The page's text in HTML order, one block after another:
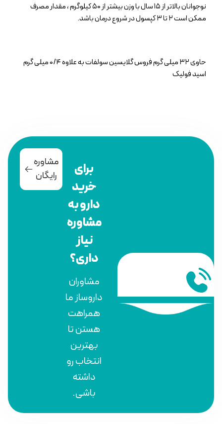
نوجوانان بالاتر از ۱۵ سال با وزن بیشتر از ۵۰ کیلوگرم ، مقدار مصرف
ممکن است ۲ تا ۳ کپسول در شروع درمان باشد.
حاوی ۳۲ میلی گرم فروس گلایسین سولفات به علاوه ۰/۴ میلی گرم
اسید فولیک
برای
خرید
دارو به
مشاوره
نیاز
داری؟
مشاوران
داروساز ما
همراهت
هستن تا
بهترین
انتخاب رو
داشته
باشی.
مشاوره
رایگان